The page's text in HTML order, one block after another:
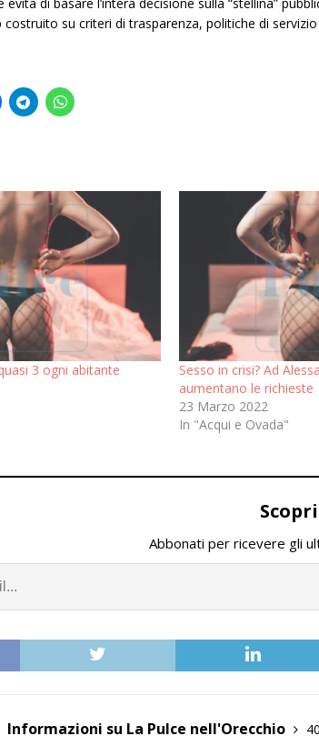
su criteri di trasparenza, politiche di
3 ogni abitante
Sesso in crisi? Ad
aumentano le richieste
23 Marzo 2022
In "Acqui e Ovada"
Abbonati per ricevere gli
Informazioni su La Pulce nell'Orecchio